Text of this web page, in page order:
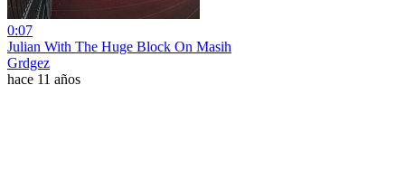
0:07
Julian With The Huge Block On Masih
Grdgez
hace 11 años